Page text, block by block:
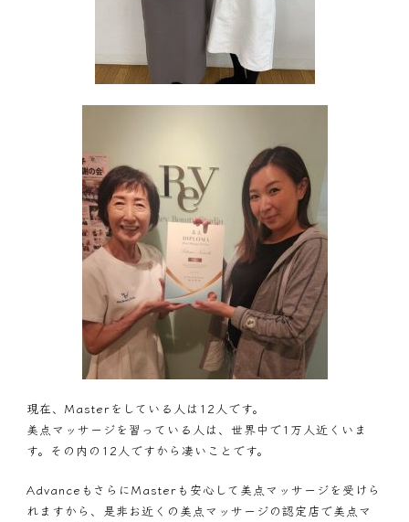
現在、Masterをしている人は12人です。
美点マッサージを習っている人は、世界中で1万人近くいま
す。その内の12人ですから凄いことです。
AdvanceもさらにMasterも安心して美点マッサージを受けら
れますから、是非お近くの美点マッサージの認定店で美点マ